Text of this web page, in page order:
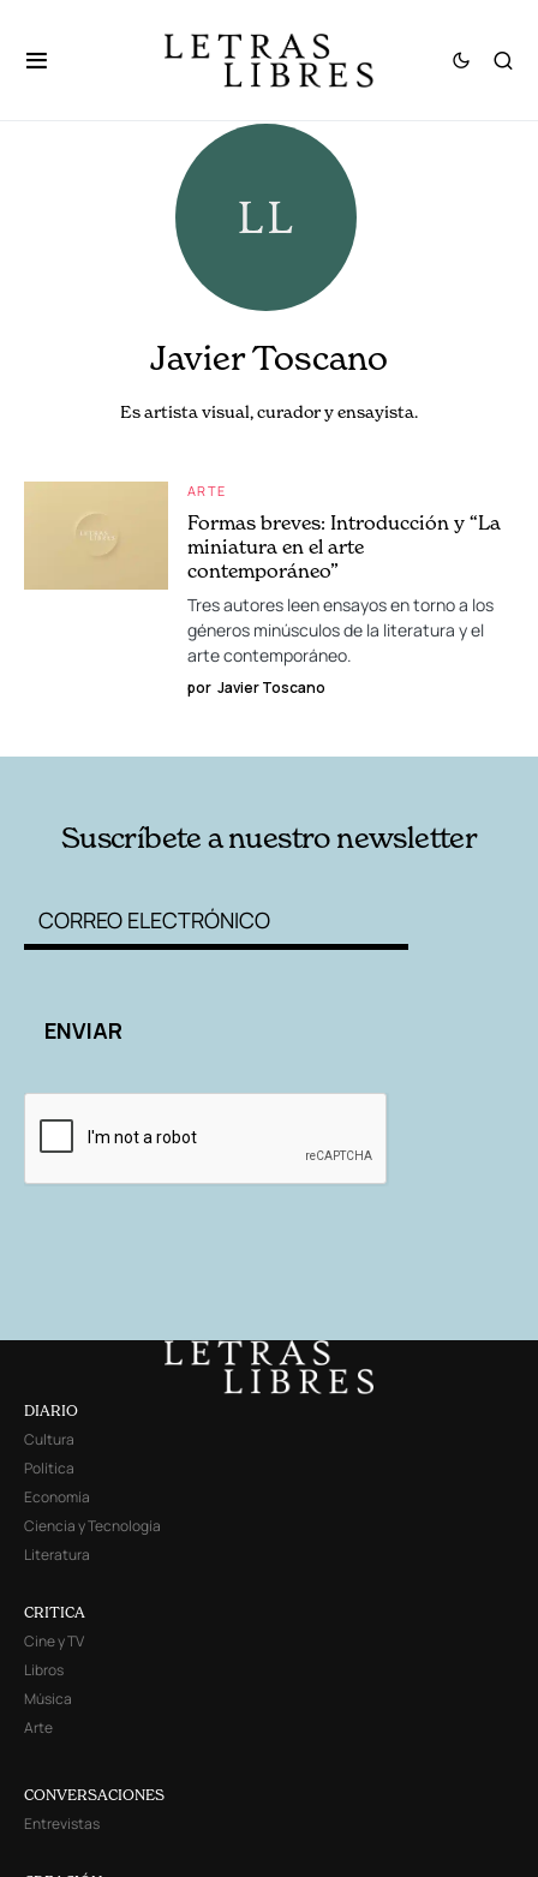
Javier Toscano
Es artista visual, curador y ensayista.
ARTE
Formas breves: Introducción y “La
miniatura en el arte
contemporáneo”
Tres autores leen ensayos en torno a los
géneros minúsculos de la literatura y el
arte contemporáneo.
por Javier Toscano
Suscríbete a nuestro newsletter
DIARIO
Cultura
Política
Economía
Ciencia y Tecnología
Literatura
CRITICA
Cine y TV
Libros
Música
Arte
CONVERSACIONES
Entrevistas